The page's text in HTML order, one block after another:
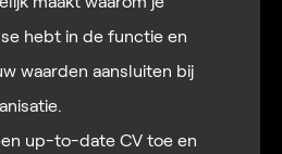
hebt in de functie en
waarden aansluiten bij
up-to-date CV toe en